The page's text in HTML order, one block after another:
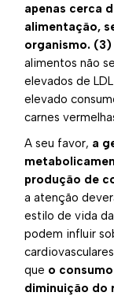
apenas cerca
alimentação,
organismo. (3)
alimentos não
elevados de
elevado
carnes
A seu favor, a
produção de
a atenção
estilo de vida
podem influir
que o
diminuição do